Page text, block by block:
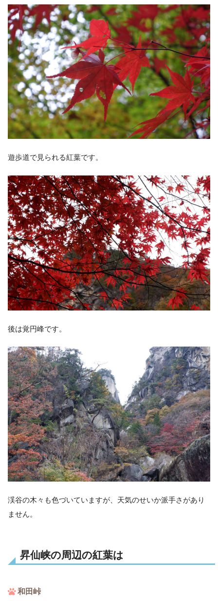
遊歩道で見られる紅葉です。
後は覚円峰です。
渓谷の木々も色づいていますが、天気のせいか派手さがあり
ません。
昇仙峡の周辺の紅葉は
和田峠